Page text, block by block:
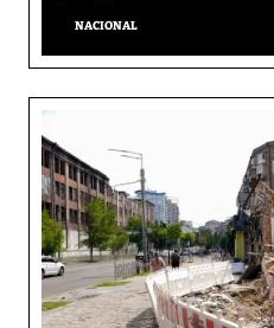
NACIONAL